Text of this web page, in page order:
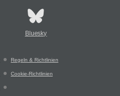
Bluesky
Regeln & Richtlinien
Cookie-Richtlinien